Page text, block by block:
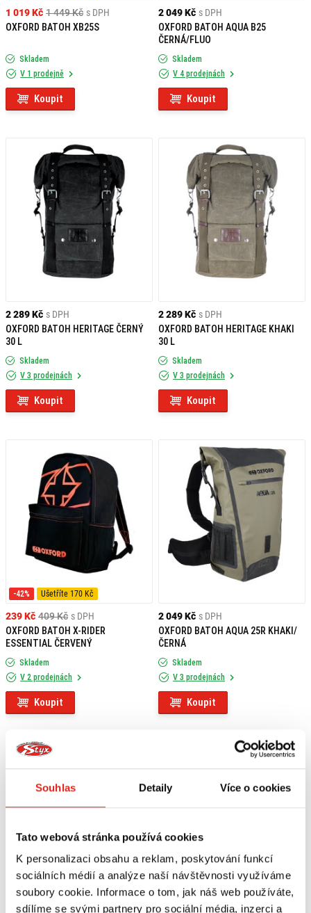
Souhlas Detaily Více o cookies
Tato webová stránka používá cookies
K personalizaci obsahu a reklam, poskytování funkcí
sociálních médií a analýze naší návštěvnosti využíváme
soubory cookie. Informace o tom, jak náš web používáte,
sdílíme se svými partnery pro sociální média, inzerci a
1 449 Kč
1 019 Kč
s DPH
OXFORD BATOH XB25S
Skladem
V 1 prodejně
Koupit
2 049 Kč s DPH
OXFORD BATOH AQUA B25
ČERNÁ/FLUO
Skladem
V 4 prodejnách
Koupit
2 289 Kč s DPH
OXFORD BATOH HERITAGE ČERNÝ
30 L
Skladem
V 3 prodejnách
Koupit
2 289 Kč s DPH
OXFORD BATOH HERITAGE KHAKI
30 L
Skladem
V 3 prodejnách
Koupit
-42% Ušetříte 170 Kč
409 Kč
239 Kč
s DPH
OXFORD BATOH X-RIDER
ESSENTIAL ČERVENÝ
Skladem
V 2 prodejnách
Koupit
2 049 Kč s DPH
OXFORD BATOH AQUA 25R KHAKI/
ČERNÁ
Skladem
V 3 prodejnách
Koupit